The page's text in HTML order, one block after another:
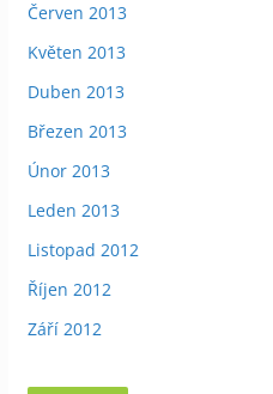
Červen 2013
Květen 2013
Duben 2013
Březen 2013
Únor 2013
Leden 2013
Listopad 2012
Říjen 2012
Září 2012